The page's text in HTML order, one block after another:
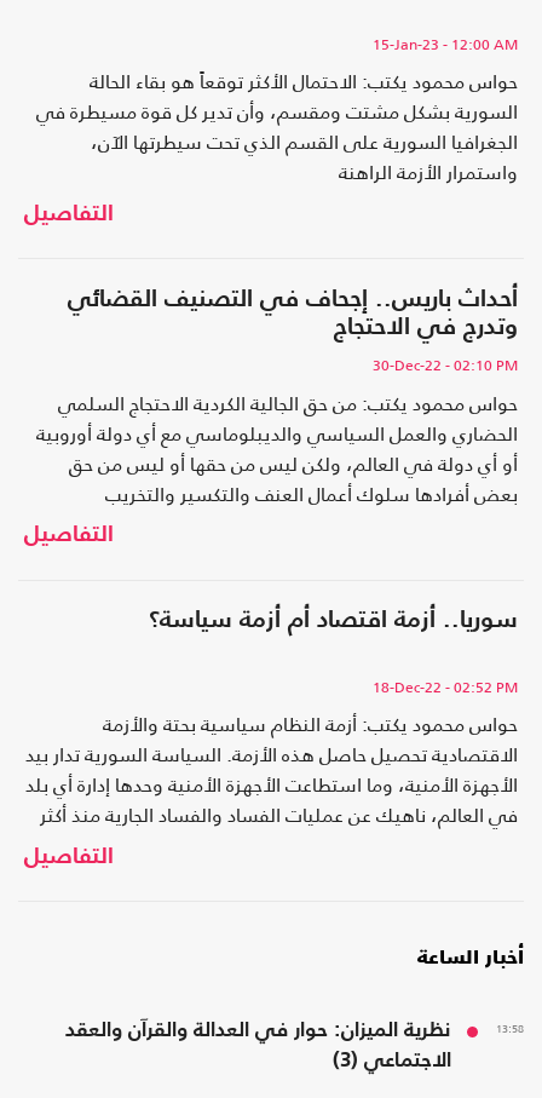
15-Jan-23 - 12:00 AM
حواس محمود يكتب: الاحتمال الأكثر توقعاً هو بقاء الحالة
السورية بشكل مشتت ومقسم، وأن تدير كل قوة مسيطرة في
الجغرافيا السورية على القسم الذي تحت سيطرتها الآن،
واستمرار الأزمة الراهنة
التفاصيل
أحداث باريس.. إجحاف في التصنيف القضائي
وتدرج في الاحتجاج
30-Dec-22 - 02:10 PM
حواس محمود يكتب: من حق الجالية الكردية الاحتجاج السلمي
الحضاري والعمل السياسي والديبلوماسي مع أي دولة أوروبية
أو أي دولة في العالم، ولكن ليس من حقها أو ليس من حق
بعض أفرادها سلوك أعمال العنف والتكسير والتخريب
التفاصيل
سوريا.. أزمة اقتصاد أم أزمة سياسة؟
18-Dec-22 - 02:52 PM
حواس محمود يكتب: أزمة النظام سياسية بحتة والأزمة
الاقتصادية تحصيل حاصل هذه الأزمة. السياسة السورية تدار بيد
الأجهزة الأمنية، وما استطاعت الأجهزة الأمنية وحدها إدارة أي بلد
في العالم، ناهيك عن عمليات الفساد والفساد الجارية منذ أكثر
التفاصيل
أخبار الساعة
13:58
نظرية الميزان: حوار في العدالة والقرآن والعقد
الاجتماعي (3)